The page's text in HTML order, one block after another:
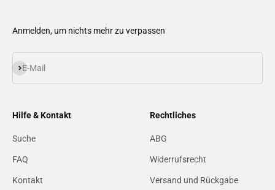
Anmelden, um nichts mehr zu verpassen
E-Mail
Abonnieren
Hilfe & Kontakt
Suche
FAQ
Kontakt
Rechtliches
ABG
Widerrufsrecht
Versand und Rückgabe